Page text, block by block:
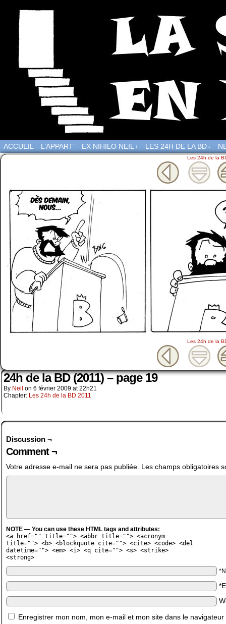
ACCUEIL L’APPART’ EX NIHILO NEIL ↓ LES 24H DE LA BD ↓
Les 24h de la
Les 24h de la
24h de la BD (2011) – page 19
By Neil on 6 février 2009 at22h21
Chapter: Les 24h de la BD 2011
Discussion ¬
Comment ¬
Votre adresse e-mail ne sera pas publiée. Les champs obligatoires
NOTE — You can use these HTML tags and attributes:
<a href="" title=""> <abbr title=""> <acronym
title=""> <b> <blockquote cite=""> <cite> <code> <del
datetime=""> <em> <i> <q cite=""> <s> <strike>
<strong>
Enregistrer mon nom, mon e-mail et mon site dans le